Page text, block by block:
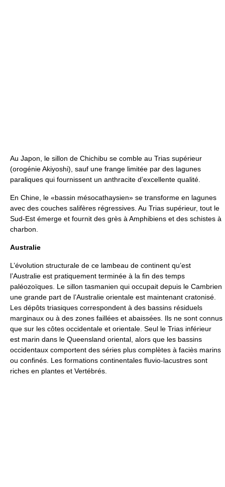
Au Japon, le sillon de Chichibu se comble au Trias supérieur
(orogénie Akiyoshi), sauf une frange limitée par des lagunes
paraliques qui fournissent un anthracite d’excellente qualité.
En Chine, le «bassin mésocathaysien» se transforme en lagunes
avec des couches salifères régressives. Au Trias supérieur, tout le
Sud-Est émerge et fournit des grès à Amphibiens et des schistes à
charbon.
Australie
L’évolution structurale de ce lambeau de continent qu’est
l’Australie est pratiquement terminée à la fin des temps
paléozoïques. Le sillon tasmanien qui occupait depuis le Cambrien
une grande part de l’Australie orientale est maintenant cratonisé.
Les dépôts triasiques correspondent à des bassins résiduels
marginaux ou à des zones faillées et abaissées. Ils ne sont connus
que sur les côtes occidentale et orientale. Seul le Trias inférieur
est marin dans le Queensland oriental, alors que les bassins
occidentaux comportent des séries plus complètes à faciès marins
ou confinés. Les formations continentales fluvio-lacustres sont
riches en plantes et Vertébrés.